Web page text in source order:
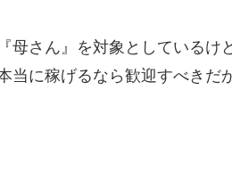
母さん』を対象としているけ
当に稼げるなら歓迎すべきだ